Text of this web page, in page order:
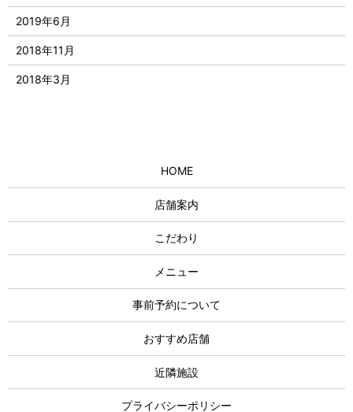
2019年6月
2018年11月
2018年3月
HOME
店舗案内
こだわり
メニュー
事前予約について
おすすめ店舗
近隣施設
プライバシーポリシー